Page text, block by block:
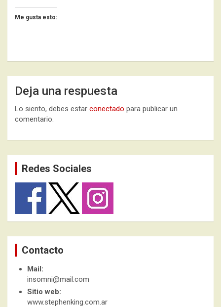
Me gusta esto:
Deja una respuesta
Lo siento, debes estar conectado para publicar un
comentario.
Redes Sociales
Contacto
Mail:
insomni@mail.com
Sitio web:
www.stephenking.com.ar